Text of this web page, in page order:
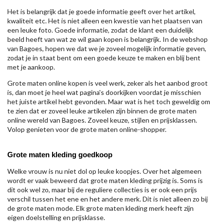
Het is belangrijk dat je goede informatie geeft over het artikel,
kwaliteit etc. Het is niet alleen een kwestie van het plaatsen van
een leuke foto. Goede informatie, zodat de klant een duidelijk
beeld heeft van wat ze wil gaan kopen is belangrijk. In de webshop
van Bagoes, hopen we dat we je zoveel mogelijk informatie geven,
zodat je in staat bent om een goede keuze te maken en blij bent
met je aankoop.
Grote maten online kopen is veel werk, zeker als het aanbod groot
is, dan moet je heel wat pagina's doorkijken voordat je misschien
het juiste artikel hebt gevonden. Maar wat is het toch geweldig om
te zien dat er zoveel leuke artikelen zijn binnen de grote maten
online wereld van Bagoes. Zoveel keuze, stijlen en prijsklassen.
Volop genieten voor de grote maten online-shopper.
Grote maten kleding goedkoop
Welke vrouw is nu niet dol op leuke koopjes. Over het algemeen
wordt er vaak beweerd dat grote maten kleding prijzig is. Soms is
dit ook wel zo, maar bij de reguliere collecties is er ook een prijs
verschil tussen het ene en het andere merk. Dit is niet alleen zo bij
de grote maten mode. Elk grote maten kleding merk heeft zijn
eigen doelstelling en prijsklasse.